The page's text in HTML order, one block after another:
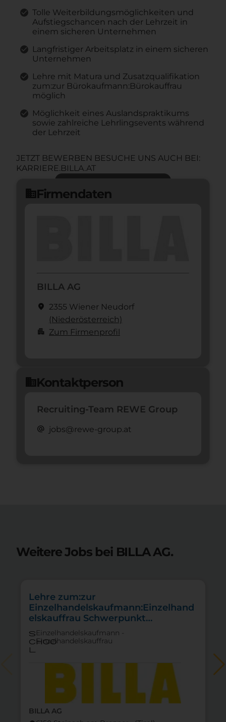
Tolle Weiterbildungsmöglichkeiten und
Aufstiegschancen nach der Lehrzeit in
einem sicheren Unternehmen
Langfristiger Arbeitsplatz in einem sicheren
Unternehmen
Lehre mit Matura und Zusatzqualifikation
zum:zur Bürokaufmann:Bürokauffrau
möglich
Möglichkeit eines Auslandspraktikums
sowie zahlreiche Lehrlingsevents während
der Lehrzeit
JETZT BEWERBEN BESUCHE UNS AUCH BEI:
KARRIERE.BILLA.AT
domainFirmendaten
BILLA AG
location_on 2355 Wiener Neudorf
(Nieder­österreich)
apartment Zum Firmenprofil
domainKontaktperson
Recruiting-Team REWE Group
alternate_email jobs@rewe-group.at
Weitere Jobs bei BILLA AG.
BILLA AG
Lehre zum:zur
Einzelhandelskaufmann:Einzelhand
elskauffrau Schwerpunkt
Lebensmittel
s
choo
l
Einzelhandelskaufmann -
Einzelhandelskauffrau